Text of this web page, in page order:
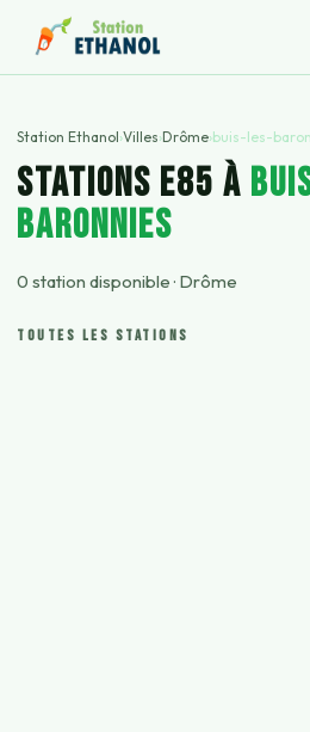
Station Ethanol›Villes›Drôme›buis-les-
STATIONS E85 À
baronnies
0 station disponible · Drôme
TOUTES LES STATIONS